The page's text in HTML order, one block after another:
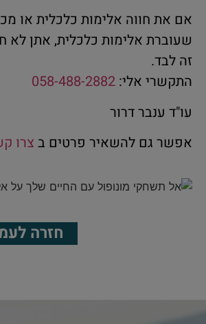
אם את חווה אלימות כלכלית או
שעוברת אלימות כלכלית, אתן לא
זה לבד.
התקשרי אלי: 058-488-2882
עו"ד ענבר דרור
אפשר גם להשאיר פרטים ב צרו
חזרה